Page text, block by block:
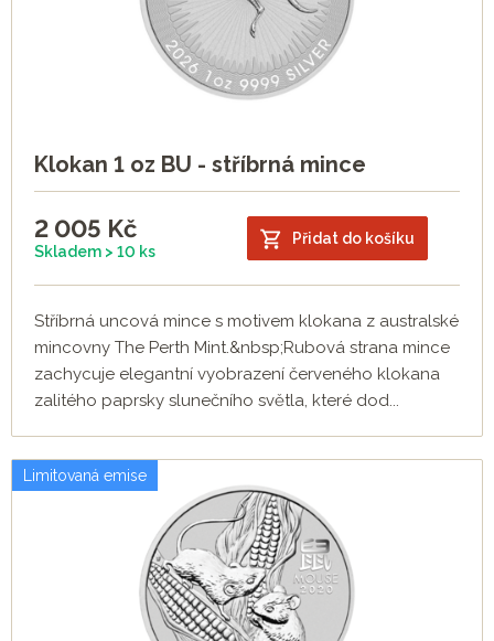
Klokan 1 oz BU - stříbrná mince
2 005 Kč
Skladem > 10 ks
Přidat do košíku
Stříbrná uncová mince s motivem klokana z australské
mincovny The Perth Mint.&nbsp;Rubová strana mince
zachycuje elegantní vyobrazení červeného klokana
zalitého paprsky slunečního světla, které dod...
Limitovaná emise